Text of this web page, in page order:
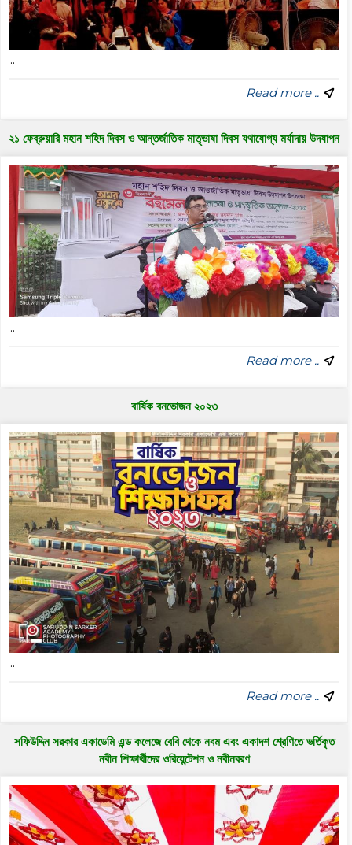
..
Read more ..
২১ ফেব্রুয়ারি মহান শহিদ দিবস ও আন্তর্জাতিক মাতৃভাষা দিবস যথাযোগ্য মর্যাদায় উদযাপন
..
Read more ..
বার্ষিক বনভোজন ২০২৩
..
Read more ..
সফিউদ্দিন সরকার একাডেমি এন্ড কলেজে বেবি থেকে নবম এবং একাদশ শ্রেণিতে ভর্তিকৃত
নবীন শিক্ষার্থীদের ওরিয়েন্টেশন ও নবীনবরণ